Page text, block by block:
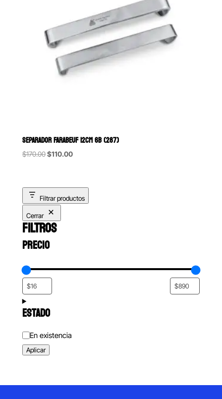
SEPARADOR FARABEUF 12CM 6B (287)
$170.00Original
$170.00.
$110.00Current
$110.00.
Filtrar productos
Cerrar
FILTROS
PRECIO
ESTADO
Estado
En existencia
Aplicar